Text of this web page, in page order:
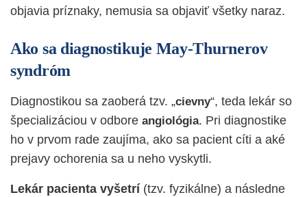
objavia príznaky, nemusia sa objaviť všetky naraz.
Ako sa diagnostikuje May-Thurnerov
syndróm
Diagnostikou sa zaoberá tzv. „cievny“, teda lekár so
špecializáciou v odbore angiológia. Pri diagnostike
ho v prvom rade zaujíma, ako sa pacient cíti a aké
prejavy ochorenia sa u neho vyskytli.
Lekár pacienta vyšetrí (tzv. fyzikálne) a následne